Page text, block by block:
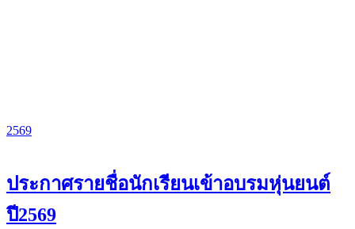
2569
ประกาศรายชื่อนักเรียนเข้าอบรมหุ่นยนต์
ปี2569